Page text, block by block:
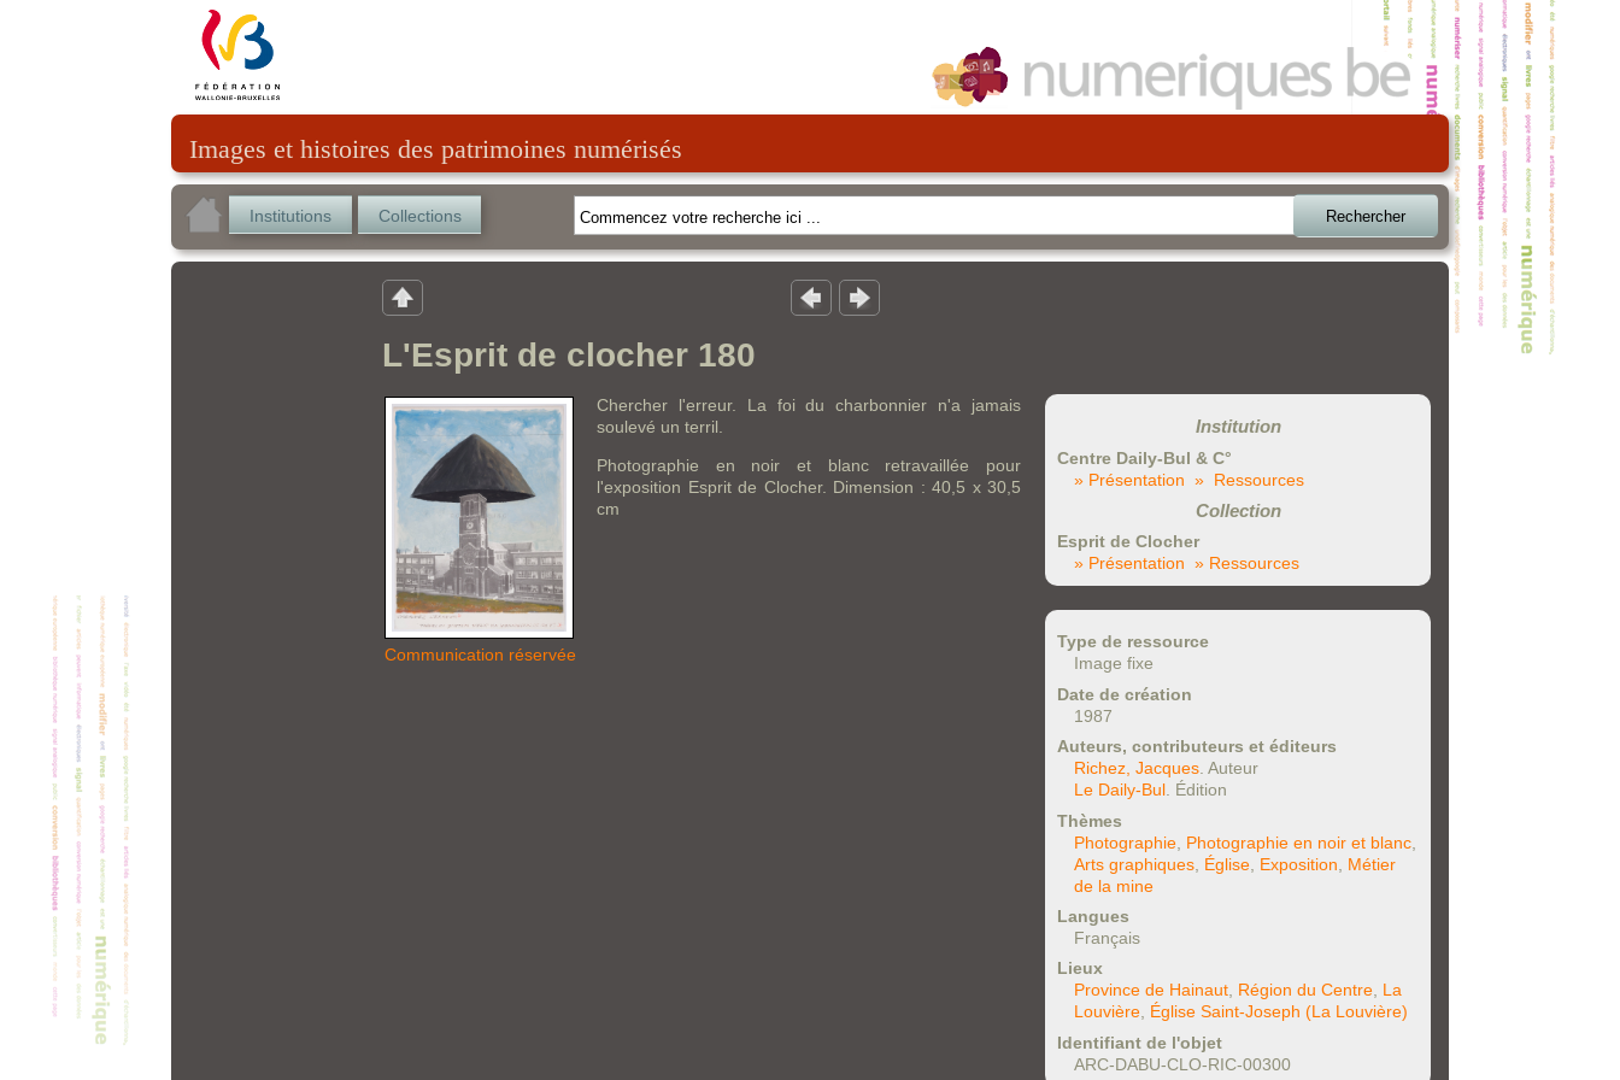
Images et histoires des patrimoines numérisés
Institutions Collections Rechercher
L'Esprit de clocher 180
Communication réservée
Chercher l'erreur. La foi du charbonnier n'a jamais
soulevé un terril.
Photographie en noir et blanc retravaillée pour
l'exposition Esprit de Clocher. Dimension : 40,5 x 30,5
cm
Institution
Centre Daily-Bul & C°
» Présentation » Ressources
Collection
Esprit de Clocher
» Présentation » Ressources
Type de ressource
Image fixe
Date de création
1987
Auteurs, contributeurs et éditeurs
Richez, Jacques. Auteur
Le Daily-Bul. Édition
Thèmes
Photographie Photographie en noir et blanc
Arts graphiques Église Exposition
Métier
de la mine
Langues
Français
Lieux
Province de Hainaut, Région du Centre, La
Louvière, Église Saint-Joseph (La Louvière)
Identifiant de l'objet
ARC-DABU-CLO-RIC-00300